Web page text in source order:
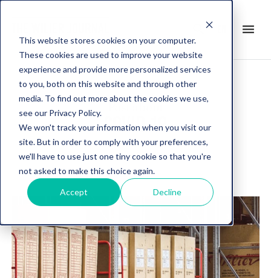
This website stores cookies on your computer.
These cookies are used to improve your website
experience and provide more personalized services
to you, both on this website and through other
media. To find out more about the cookies we use,
see our Privacy Policy.
We won't track your information when you visit our
site. But in order to comply with your preferences,
we'll have to use just one tiny cookie so that you're
not asked to make this choice again.
Accept Decline
menu
search
COVID 19